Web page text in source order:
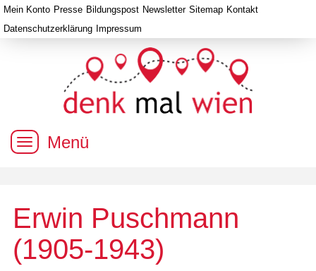
Menü
Mein Konto Presse Bildungspost Newsletter Sitemap Kontakt
Datenschutzerklärung Impressum
Erwin Puschmann
(1905-1943)